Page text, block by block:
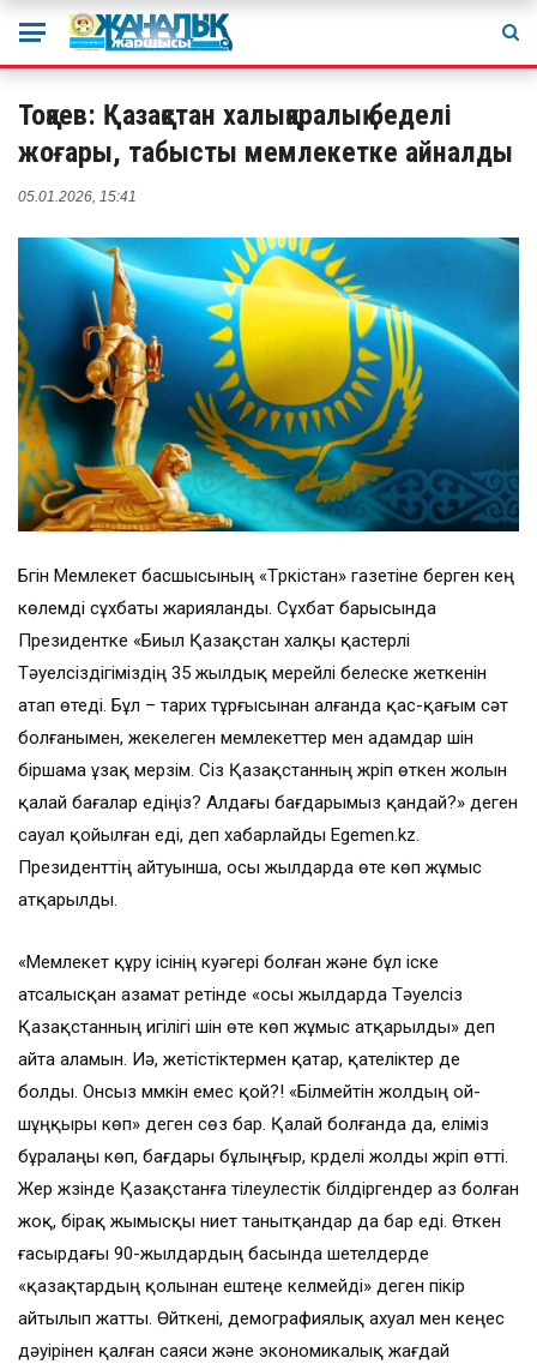
Тоқаев: Қазақстан халықаралық беделі
жоғары, табысты мемлекетке айналды
05.01.2026, 15:41
Бүгін Мемлекет басшысының «Түркістан» газетіне берген кең
көлемді сұхбаты жарияланды. Сұхбат барысында
Президентке «Биыл Қазақстан халқы қастерлі
Тәуелсіздігіміздің 35 жылдық мерейлі белеске жеткенін
атап өтеді. Бұл – тарих тұрғысынан алғанда қас-қағым сәт
болғанымен, жекелеген мемлекеттер мен адамдар үшін
біршама ұзақ мерзім. Сіз Қазақстанның жүріп өткен жолын
қалай бағалар едіңіз? Алдағы бағдарымыз қандай?» деген
сауал қойылған еді, деп хабарлайды Egemen.kz.
Президенттің айтуынша, осы жылдарда өте көп жұмыс
атқарылды.
«Мемлекет құру ісінің куәгері болған және бұл іске
атсалысқан азамат ретінде «осы жылдарда Тәуелсіз
Қазақстанның игілігі үшін өте көп жұмыс атқарылды» деп
айта аламын. Иә, жетістіктермен қатар, қателіктер де
болды. Онсыз мүмкін емес қой?! «Білмейтін жолдың ой-
шұңқыры көп» деген сөз бар. Қалай болғанда да, еліміз
бұралаңы көп, бағдары бұлыңғыр, күрделі жолды жүріп өтті.
Жер жүзінде Қазақстанға тілеулестік білдіргендер аз болған
жоқ, бірақ жымысқы ниет танытқандар да бар еді. Өткен
ғасырдағы 90-жылдардың басында шетелдерде
«қазақтардың қолынан ештеңе келмейді» деген пікір
айтылып жатты. Өйткені, демографиялық ахуал мен кеңес
дәуірінен қалған саяси және экономикалық жағдай